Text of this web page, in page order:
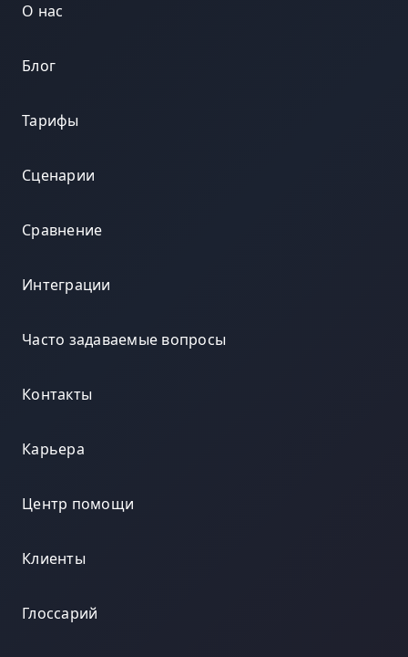
О нас
Блог
Тарифы
Сценарии
Сравнение
Интеграции
Часто задаваемые вопросы
Контакты
Карьера
Центр помощи
Клиенты
Глоссарий